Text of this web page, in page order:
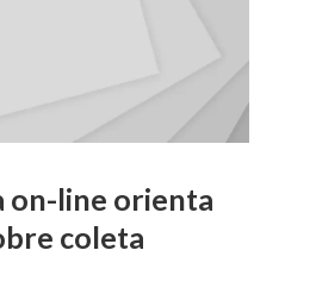
on-line orienta
coleta